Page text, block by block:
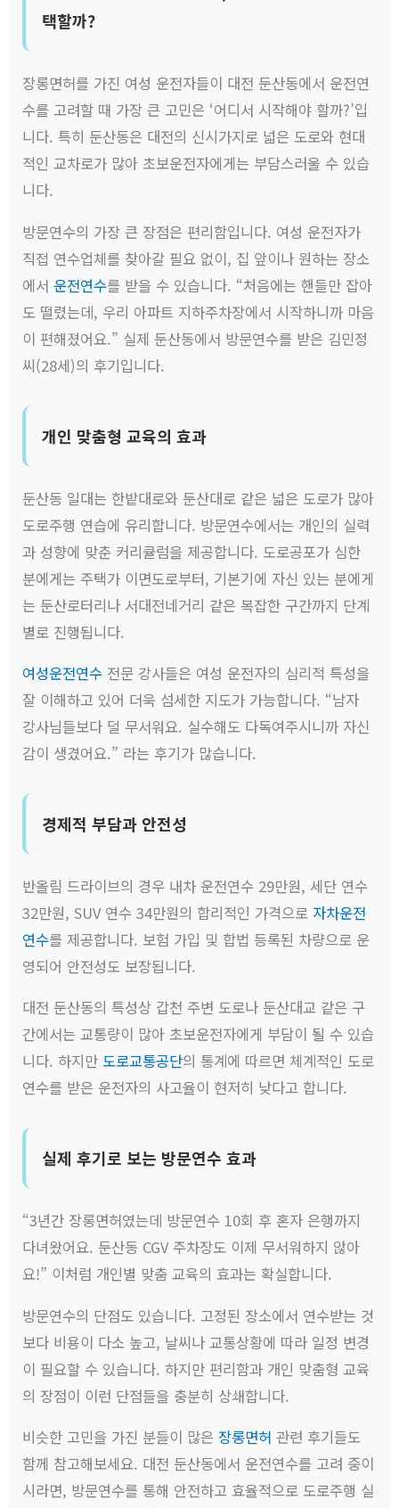
택할까?
장롱면허를 가진 여성 운전자들이 대전 둔산동에서 운전연
수를 고려할 때 가장 큰 고민은 ‘어디서 시작해야 할까?’입
니다. 특히 둔산동은 대전의 신시가지로 넓은 도로와 현대
적인 교차로가 많아 초보운전자에게는 부담스러울 수 있습
니다.
방문연수의 가장 큰 장점은 편리함입니다. 여성 운전자가
직접 연수업체를 찾아갈 필요 없이, 집 앞이나 원하는 장소
에서운전연수를 받을 수 있습니다. “처음에는 핸들만 잡아
도 떨렸는데, 우리 아파트 지하주차장에서 시작하니까 마음
이 편해졌어요.” 실제 둔산동에서 방문연수를 받은 김민정
씨(28세)의 후기입니다.
개인 맞춤형 교육의 효과
둔산동 일대는 한밭대로와 둔산대로 같은 넓은 도로가 많아
도로주행 연습에 유리합니다. 방문연수에서는 개인의 실력
과 성향에 맞춘 커리큘럼을 제공합니다. 도로공포가 심한
분에게는 주택가 이면도로부터, 기본기에 자신 있는 분에게
는 둔산로터리나 서대전네거리 같은 복잡한 구간까지 단계
별로 진행됩니다.
여성운전연수 전문 강사들은 여성 운전자의 심리적 특성을
잘 이해하고 있어 더욱 섬세한 지도가 가능합니다. “남자
강사님들보다 덜 무서워요. 실수해도 다독여주시니까 자신
감이 생겼어요.” 라는 후기가 많습니다.
경제적 부담과 안전성
반올림 드라이브의 경우 내차 운전연수 29만원, 세단 연수
32만원, SUV 연수 34만원의 합리적인 가격으로 자차운전
연수를 제공합니다. 보험 가입 및 합법 등록된 차량으로 운
영되어 안전성도 보장됩니다.
대전 둔산동의 특성상 갑천 주변 도로나 둔산대교 같은 구
간에서는 교통량이 많아 초보운전자에게 부담이 될 수 있습
니다. 하지만 도로교통공단의 통계에 따르면 체계적인 도로
연수를 받은 운전자의 사고율이 현저히 낮다고 합니다.
실제 후기로 보는 방문연수 효과
“3년간 장롱면허였는데 방문연수 10회 후 혼자 은행까지
다녀왔어요. 둔산동 CGV 주차장도 이제 무서워하지 않아
요!” 이처럼 개인별 맞춤 교육의 효과는 확실합니다.
방문연수의 단점도 있습니다. 고정된 장소에서 연수받는 것
보다 비용이 다소 높고, 날씨나 교통상황에 따라 일정 변경
이 필요할 수 있습니다. 하지만 편리함과 개인 맞춤형 교육
의 장점이 이런 단점들을 충분히 상쇄합니다.
비슷한 고민을 가진 분들이 많은 장롱면허 관련 후기들도
함께 참고해보세요. 대전 둔산동에서 운전연수를 고려 중이
시라면, 방문연수를 통해 안전하고 효율적으로 도로주행 실